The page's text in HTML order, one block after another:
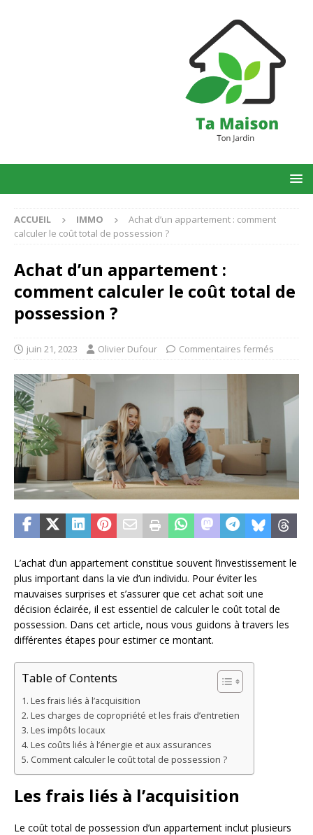
ACCUEIL IMMO
Achat d’un appartement : comment
calculer le coût total de possession ?
Achat d’un appartement :
comment calculer le coût total de
possession ?
juin 21, 2023 Olivier Dufour Commentaires fermés
L’achat d’un appartement constitue souvent l’investissement le
plus important dans la vie d’un individu. Pour éviter les
mauvaises surprises et s’assurer que cet achat soit une
décision éclairée, il est essentiel de calculer le coût total de
possession. Dans cet article, nous vous guidons à travers les
différentes étapes pour estimer ce montant.
Table of Contents
Les frais liés à l’acquisition
Les charges de copropriété et les frais d’entretien
Les impôts locaux
Les coûts liés à l’énergie et aux assurances
Comment calculer le coût total de possession ?
Les frais liés à l’acquisition
Le coût total de possession d’un appartement inclut plusieurs